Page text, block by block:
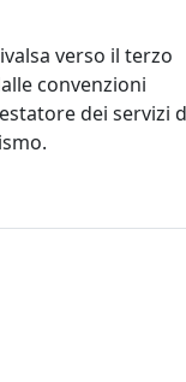
verso il terzo
convenzioni
dei servizi